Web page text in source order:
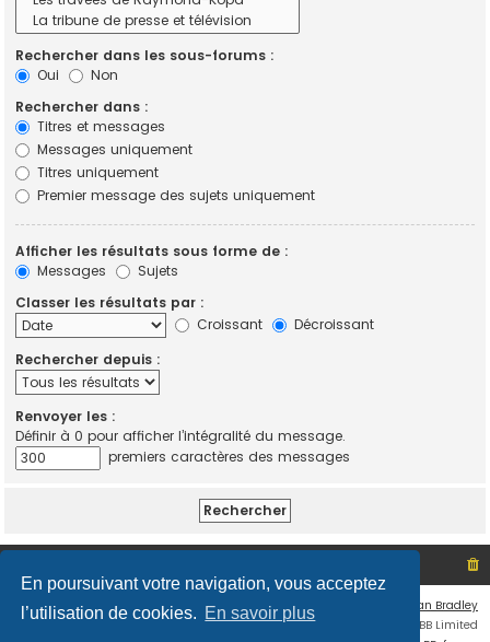
En poursuivant votre navigation, vous acceptez
l’utilisation de cookies. En savoir plus
Rechercher dans les sous-forums :
Oui
Non
Rechercher dans :
Titres et messages
Messages uniquement
Titres uniquement
Premier message des sujets uniquement
Afficher les résultats sous forme de :
Messages
Sujets
Classer les résultats par :
Croissant
Décroissant
Rechercher depuis :
Renvoyer les :
Définir à 0 pour afficher l’intégralité du message.
premiers caractères des messages
Ian Bradley
Développé parphpBB® Forum Software © phpBB Limited